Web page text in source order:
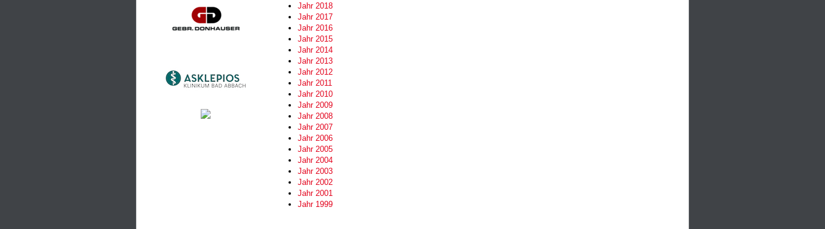
Jahr 2018
Jahr 2017
Jahr 2016
Jahr 2015
Jahr 2014
Jahr 2013
Jahr 2012
Jahr 2011
Jahr 2010
Jahr 2009
Jahr 2008
Jahr 2007
Jahr 2006
Jahr 2005
Jahr 2004
Jahr 2003
Jahr 2002
Jahr 2001
Jahr 1999